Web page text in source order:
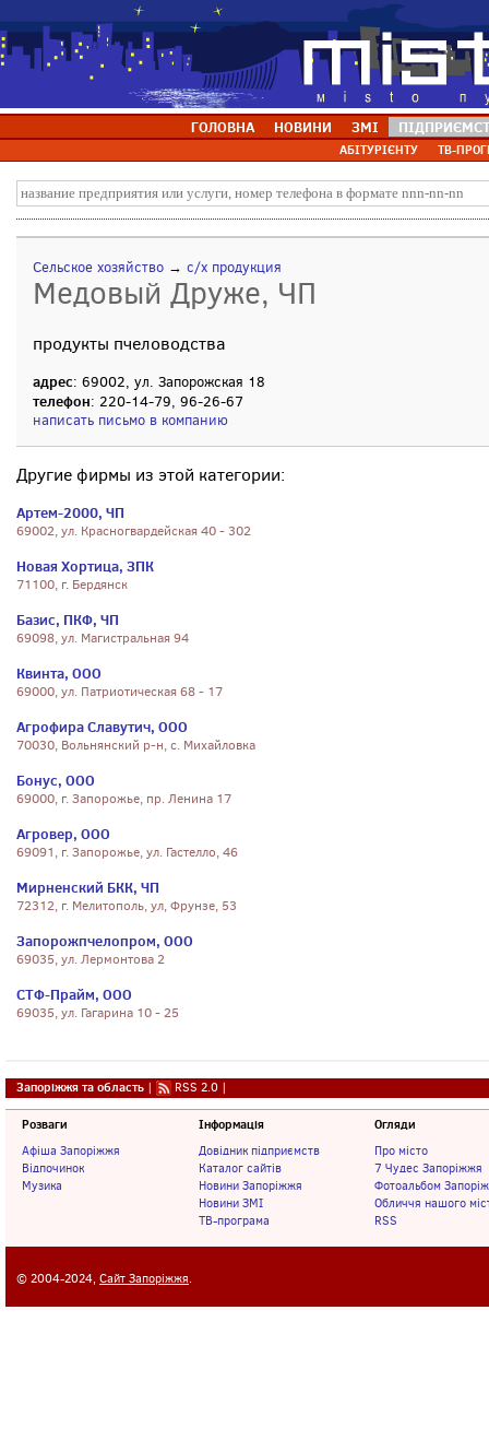
ГОЛОВНА НОВИНИ ЗМІ
АБІТУРІЄНТУ ТВ-
Сельское хозяйство → с/х продукция
Медовый Друже, ЧП
продукты пчеловодства
адрес: 69002, ул. Запорожская 18
телефон: 220-14-79, 96-26-67
написать письмо в компанию
Другие фирмы из этой категории:
Артем-2000, ЧП
69002, ул. Красногвардейская 40 - 302
Новая Хортица, ЗПК
71100, г. Бердянск
Базис, ПКФ, ЧП
69098, ул. Магистральная 94
Квинта, ООО
69000, ул. Патриотическая 68 - 17
Агрофира Славутич, ООО
70030, Вольнянский р-н, с. Михайловка
Бонус, ООО
69000, г. Запорожье, пр. Ленина 17
Агровер, ООО
69091, г. Запорожье, ул. Гастелло, 46
Мирненский БКК, ЧП
72312, г. Мелитополь, ул, Фрунзе, 53
Запорожпчелопром, ООО
69035, ул. Лермонтова 2
СТФ-Прайм, ООО
69035, ул. Гагарина 10 - 25
Запоріжжя та область | RSS 2.0 |
Розваги
Афіша Запоріжжя
Відпочинок
Музика
Інформація
Довідник підприємств
Каталог сайтів
Новини Запоріжжя
Новини ЗМІ
ТВ-програма
Огляди
Про місто
7 Чудес Запоріжжя
Фотоальбом
Обличчя нашого
RSS
© 2004-2024, Сайт Запоріжжя.